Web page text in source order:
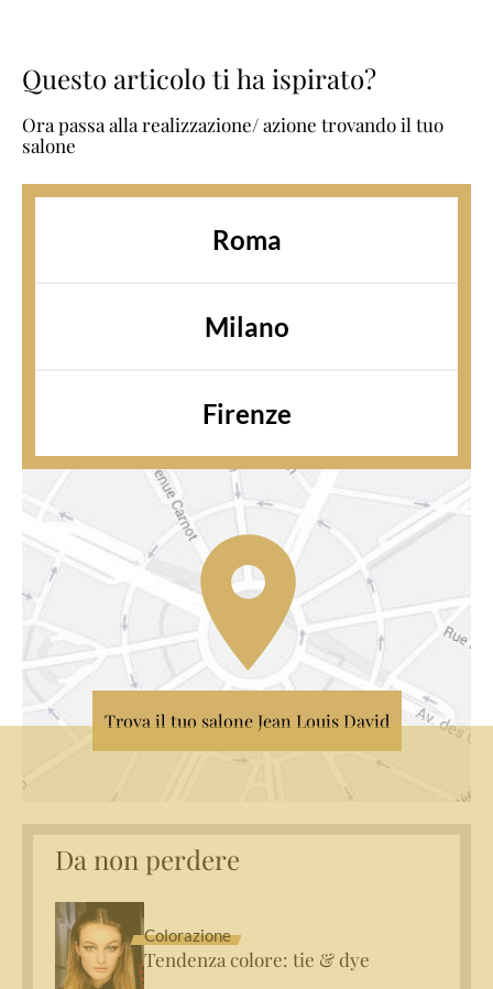
Questo articolo ti ha ispirato?
Ora passa alla realizzazione/ azione trovando il tuo
salone
Roma
Milano
Firenze
Trova il tuo salone Jean Louis David
Da non perdere
Colorazione
Tendenza colore: tie & dye